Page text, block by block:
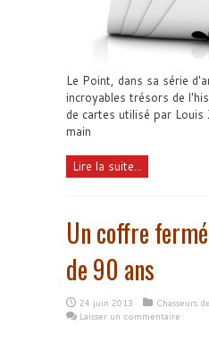
Le Point, dans sa série
incroyables trésors de
de cartes utilisé par Louis
main
Lire la suite...
Un coffre
de 90 ans
24 juin 2013
Chasseurs
Laisser un commentaire